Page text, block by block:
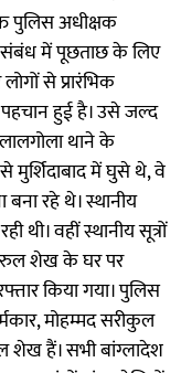
पुलिस अधीक्षक
संबंध में पूछताछ के लिए
से प्रारंभिक
हुई है। उसे जल्द
थाने के
मुर्शिदाबाद में घुसे थे, वे
रहे थे। स्थानीय
वहीं स्थानीय सूत्रों
शेख के घर पर
किया गया। पुलिस
मोहम्मद सरीकुल
हैं। सभी बांग्लादेश